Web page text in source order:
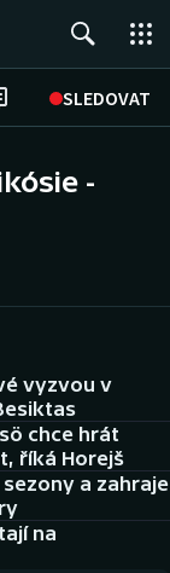
SLEDOVAT
-
vyzvou v
chce hrát
říká Horejš
a zahraje
na